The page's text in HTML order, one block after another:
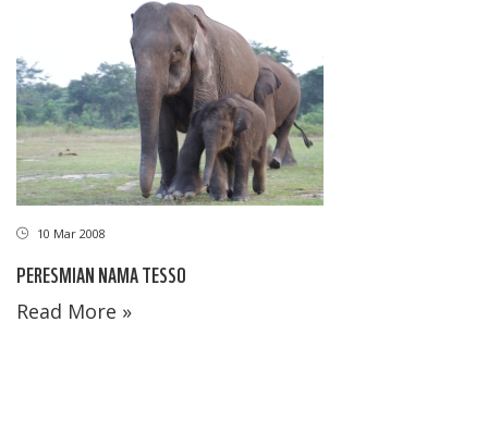
10 Mar 2008
PERESMIAN NAMA TESSO
Read More »